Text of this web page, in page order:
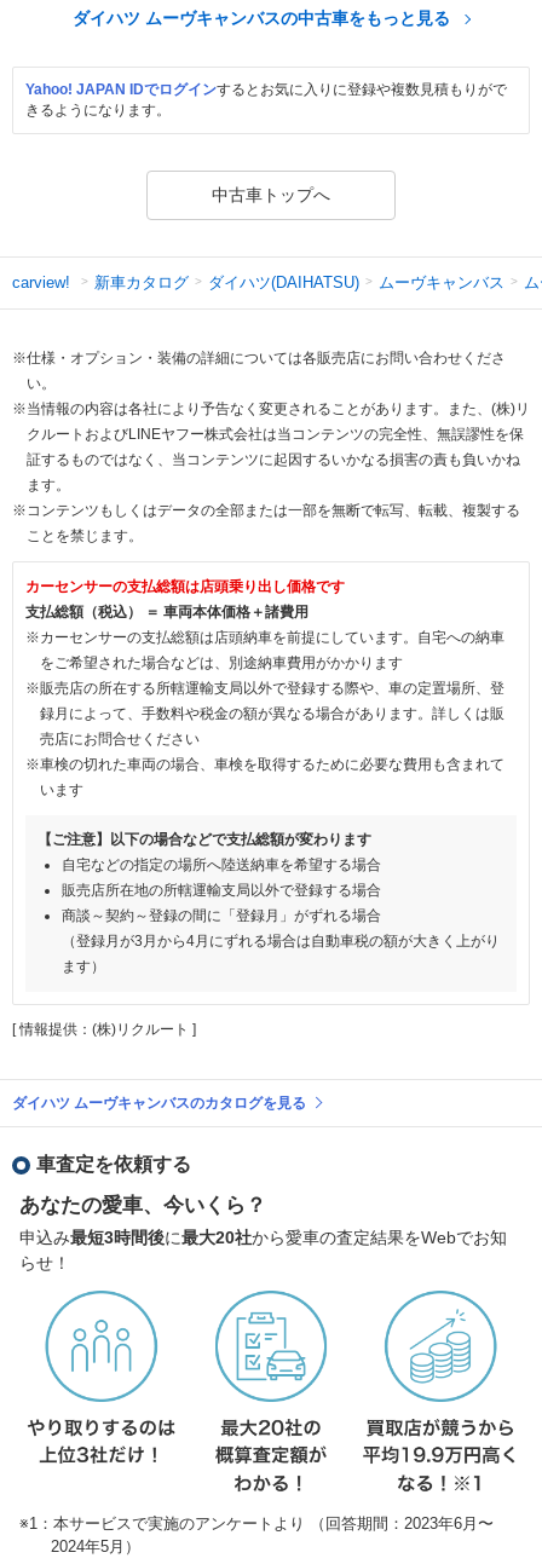
ダイハツ ムーヴキャンバスの中古車をもっと見る
Yahoo! JAPAN IDでログインするとお気に入りに登録や複数見積もりがで
きるようになります。
中古車トップへ
carview! 新車カタログ ダイハツ(DAIHATSU) ムーヴキャンバス
※仕様・オプション・装備の詳細については各販売店にお問い合わせくださ
い。
※当情報の内容は各社により予告なく変更されることがあります。また、(株)リ
クルートおよびLINEヤフー株式会社は当コンテンツの完全性、無誤謬性を保
証するものではなく、当コンテンツに起因するいかなる損害の責も負いかね
ます。
※コンテンツもしくはデータの全部または一部を無断で転写、転載、複製する
ことを禁じます。
カーセンサーの支払総額は店頭乗り出し価格です
支払総額（税込） ＝ 車両本体価格＋諸費用
※カーセンサーの支払総額は店頭納車を前提にしています。自宅への納車
をご希望された場合などは、別途納車費用がかかります
※販売店の所在する所轄運輸支局以外で登録する際や、車の定置場所、登
録月によって、手数料や税金の額が異なる場合があります。詳しくは販
売店にお問合せください
※車検の切れた車両の場合、車検を取得するために必要な費用も含まれて
います
【ご注意】以下の場合などで支払総額が変わります
自宅などの指定の場所へ陸送納車を希望する場合
販売店所在地の所轄運輸支局以外で登録する場合
商談～契約～登録の間に「登録月」がずれる場合
（登録月が3月から4月にずれる場合は自動車税の額が大きく上がり
ます）
[ 情報提供：(株)リクルート ]
ダイハツ ムーヴキャンバスのカタログを見る
車査定を依頼する
あなたの愛車、今いくら？
申込み最短3時間後に最大20社から愛車の査定結果をWebでお知
らせ！
※1：本サービスで実施のアンケートより （回答期間：2023年6月〜
2024年5月）